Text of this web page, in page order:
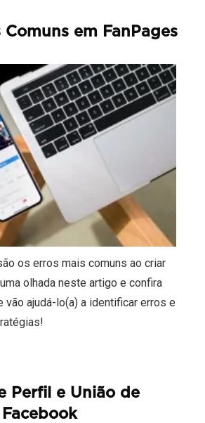
Comuns em FanPages
os erros mais comuns ao criar
olhada neste artigo e confira
vão ajudá-lo(a) a identificar erros e
Perfil e União de